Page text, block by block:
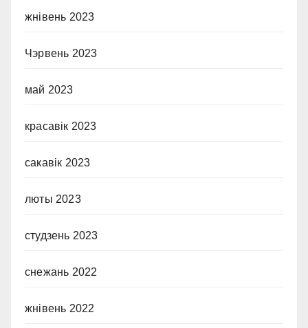
жнівень 2023
Чэрвень 2023
май 2023
красавік 2023
сакавік 2023
люты 2023
студзень 2023
снежань 2022
жнівень 2022